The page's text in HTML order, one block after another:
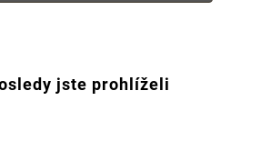
jste prohlíželi